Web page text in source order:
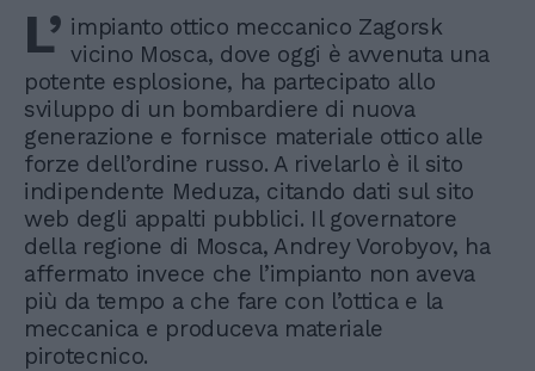
L’ impianto ottico meccanico Zagorsk
vicino Mosca, dove oggi è avvenuta una
potente esplosione, ha partecipato allo
sviluppo di un bombardiere di nuova
generazione e fornisce materiale ottico alle
forze dell’ordine russo. A rivelarlo è il sito
indipendente Meduza, citando dati sul sito
web degli appalti pubblici. Il governatore
della regione di Mosca, Andrey Vorobyov, ha
affermato invece che l’impianto non aveva
più da tempo a che fare con l’ottica e la
meccanica e produceva materiale
pirotecnico.